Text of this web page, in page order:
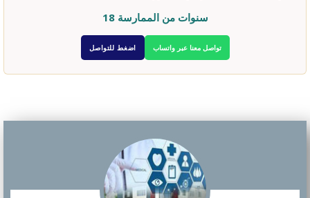
18 سنوات من الممارسة
اضغط للتواصل تواصل معنا عبر واتساب